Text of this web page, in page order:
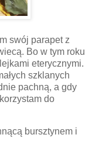
swój parapet z
Bo w tym roku
eterycznymi.
szklanych
pachną, a gdy
do
bursztynem i